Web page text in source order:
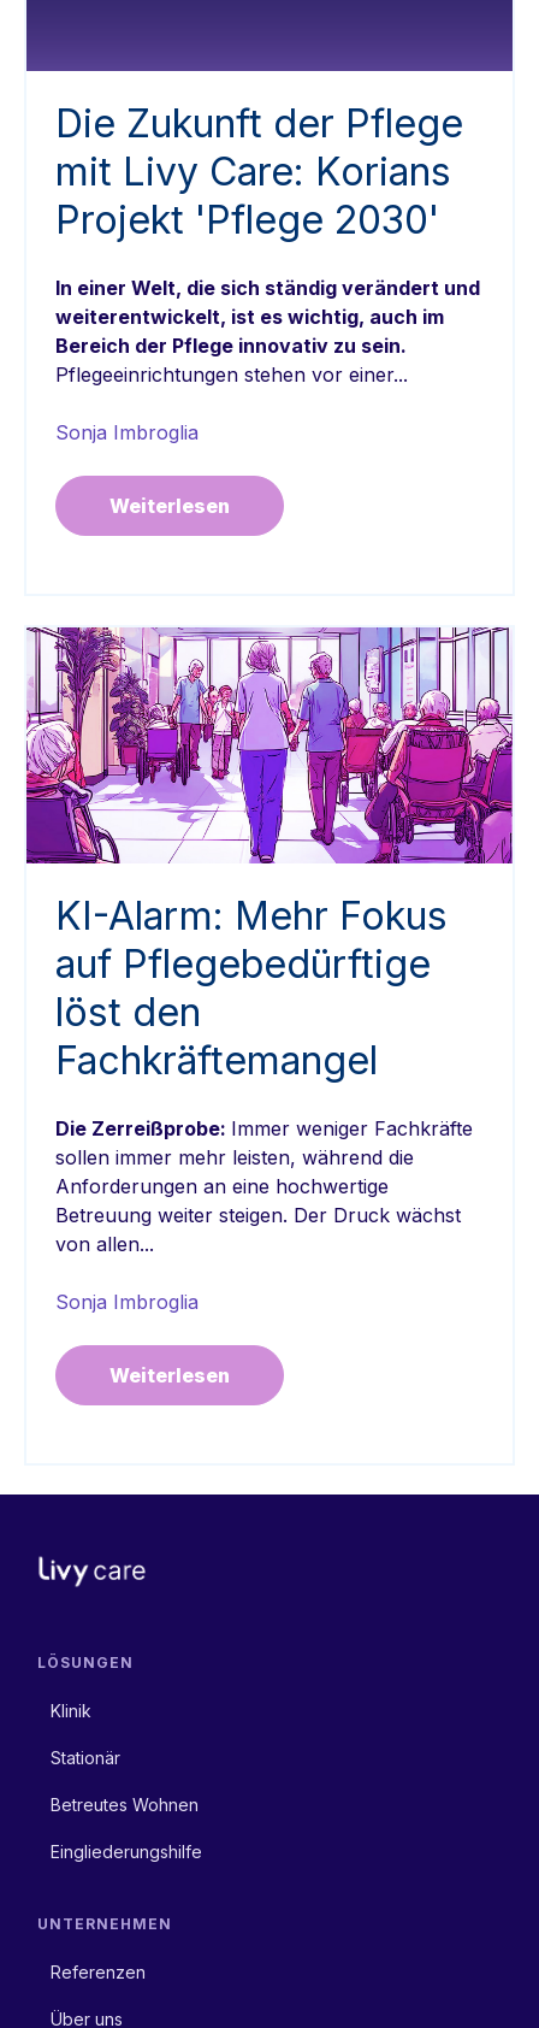
Die Zukunft der Pflege
mit Livy Care: Korians
Projekt 'Pflege 2030'
In einer Welt, die sich ständig verändert und
weiterentwickelt, ist es wichtig, auch im
Bereich der Pflege innovativ zu sein.
Pflegeeinrichtungen stehen vor einer...
Sonja Imbroglia
Weiterlesen
KI-Alarm: Mehr Fokus
auf Pflegebedürftige
löst den
Fachkräftemangel
Die Zerreißprobe: Immer weniger Fachkräfte
sollen immer mehr leisten, während die
Anforderungen an eine hochwertige
Betreuung weiter steigen. Der Druck wächst
von allen...
Sonja Imbroglia
Weiterlesen
LÖSUNGEN
Klinik
Stationär
Betreutes Wohnen
Eingliederungshilfe
UNTERNEHMEN
Referenzen
Über uns